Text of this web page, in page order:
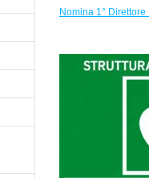
Nomina 1°